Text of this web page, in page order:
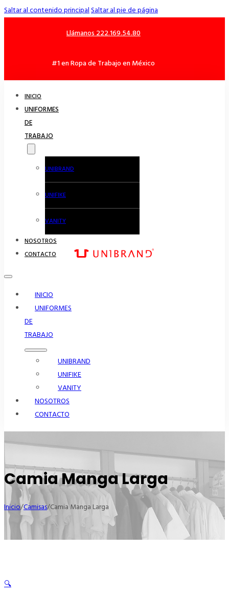
Saltar al contenido principalSaltar al pie de página
Llámanos 222.169.54.80
#1 en Ropa de Trabajo en México
INICIO
UNIFORMES
DE
TRABAJO
UNIBRAND
UNIFIKE
VANITY
NOSOTROS
CONTACTO
INICIO
UNIFORMES
DE
TRABAJO
UNIBRAND
UNIFIKE
VANITY
NOSOTROS
CONTACTO
Camia Manga Larga
Inicio/Camisas/Camia Manga Larga
🔍